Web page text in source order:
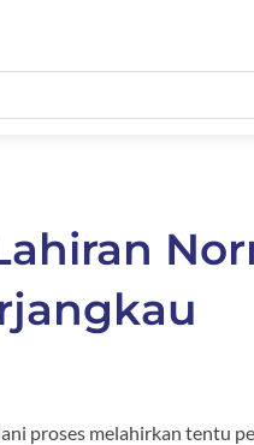
proses melahirkan tentu